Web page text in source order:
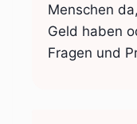
Menschen
Geld haben
Fragen und